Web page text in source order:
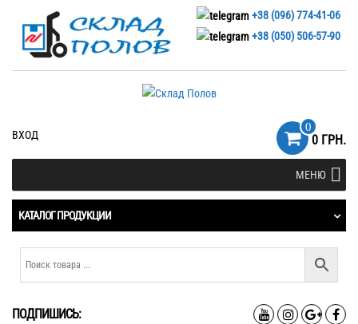
+38 (096) 774-41-06
+38 (050) 506-57-90
ВХОД
0
0 ГРН.
МЕНЮ
КАТАЛОГ ПРОДУКЦИИ
ПОДПИШИСЬ: